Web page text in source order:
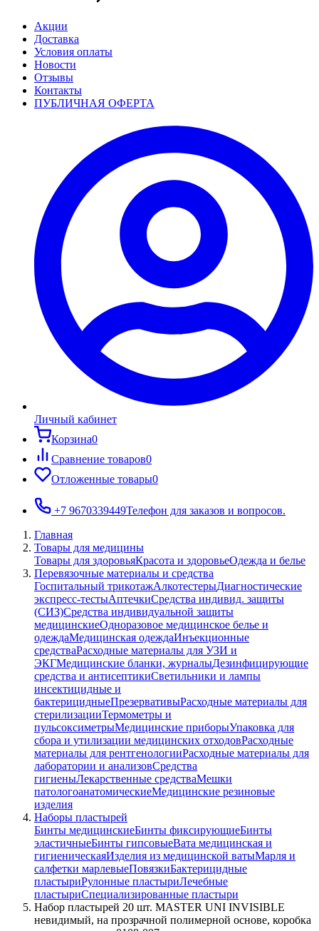
Акции
Доставка
Условия оплаты
Новости
Отзывы
Контакты
ПУБЛИЧНАЯ ОФЕРТА
Личный кабинет
Корзина0
Сравнение товаров0
Отложенные товары0
+7 9670339449Телефон для заказов и вопросов.
Главная
Товары для медицины
Товары для здоровьяКрасота и здоровьеОдежда и белье
Перевязочные материалы и средства
Госпитальный трикотажАлкотестерыДиагностические
экспресс-тестыАптечкиСредства индивид. защиты
(СИЗ)Средства индивидуальной защиты
медицинскиеОдноразовое медицинское белье и
одеждаМедицинская одеждаИнъекционные
средстваРасходные материалы для УЗИ и
ЭКГМедицинские бланки, журналыДезинфицирующие
средства и антисептикиСветильники и лампы
инсектицидные и
бактерицидныеПрезервативыРасходные материалы для
стерилизацииТермометры и
пульсоксиметрыМедицинские приборыУпаковка для
сбора и утилизации медицинских отходовРасходные
материалы для рентгенологииРасходные материалы для
лаборатории и анализовСредства
гигиеныЛекарственные средстваМешки
патологоанатомическиеМедицинские резиновые
изделия
Наборы пластырей
Бинты медицинскиеБинты фиксирующиеБинты
эластичныеБинты гипсовыеВата медицинская и
гигиеническаяИзделия из медицинской ватыМарля и
салфетки марлевыеПовязкиБактерицидные
пластыриРулонные пластыриЛечебные
пластыриСпециализированные пластыри
Набор пластырей 20 шт. MASTER UNI INVISIBLE
невидимый, на прозрачной полимерной основе, коробка